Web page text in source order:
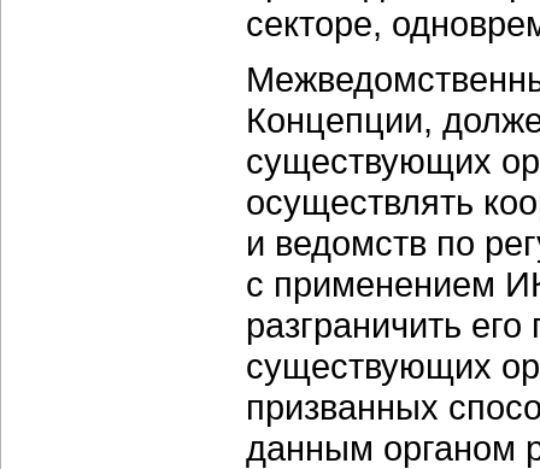
секторе,
Концепции,
существующих
осуществлять
и ведомств по
с применением
разграничить
существующих
призванных
данным органом